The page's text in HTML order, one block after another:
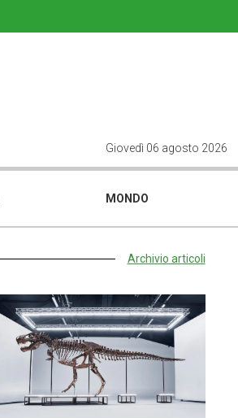
Giovedì 06 agosto 2026
MONDO
Archivio articoli